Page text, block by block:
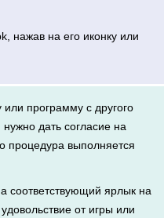
нажав на его иконку или
или программу с другого
дать согласие на
процедура выполняется
соответствующий ярлык на
от игры или